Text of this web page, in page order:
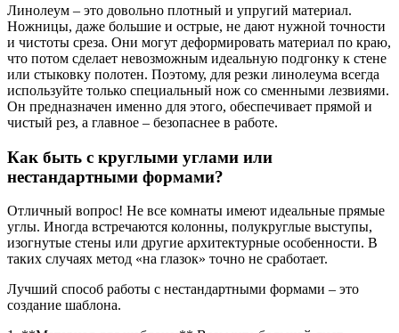
Линолеум – это довольно плотный и упругий материал.
Ножницы, даже большие и острые, не дают нужной точности
и чистоты среза. Они могут деформировать материал по краю,
что потом сделает невозможным идеальную подгонку к стене
или стыковку полотен. Поэтому, для резки линолеума всегда
используйте только специальный нож со сменными лезвиями.
Он предназначен именно для этого, обеспечивает прямой и
чистый рез, а главное – безопаснее в работе.
Как быть с круглыми углами или
нестандартными формами?
Отличный вопрос! Не все комнаты имеют идеальные прямые
углы. Иногда встречаются колонны, полукруглые выступы,
изогнутые стены или другие архитектурные особенности. В
таких случаях метод «на глазок» точно не сработает.
Лучший способ работы с нестандартными формами – это
создание шаблона.